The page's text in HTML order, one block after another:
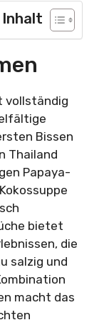
Inhalt
vollständig
Bissen
Thailand
Papaya-
bietet
die
salzig und
macht das